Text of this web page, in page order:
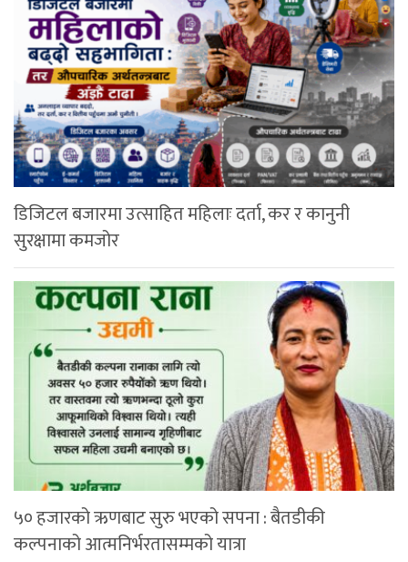
डिजिटल बजारमा उत्साहित महिलाः दर्ता, कर र कानुनी
सुरक्षामा कमजोर
५० हजारको ऋणबाट सुरु भएको सपना : बैतडीकी
कल्पनाको आत्मनिर्भरतासम्मको यात्रा